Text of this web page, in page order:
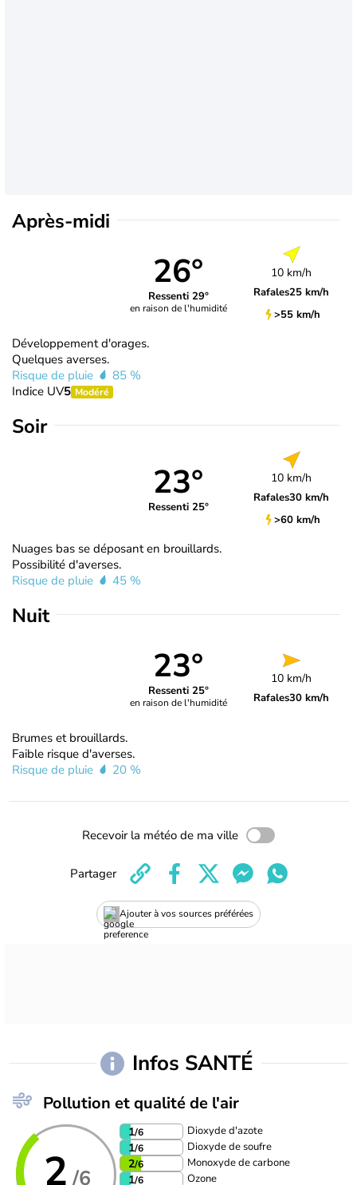
Après-midi
26°
Ressenti 29°
en raison de l'humidité
10 km/h
Rafales25 km/h
>55 km/h
Développement d'orages.
Quelques averses.
Risque de pluie
85 %
Indice UV5 Modéré
Soir
23°
Ressenti 25°
10 km/h
Rafales30 km/h
>60 km/h
Nuages bas se déposant en brouillards.
Possibilité d'averses.
Risque de pluie
45 %
Nuit
23°
Ressenti 25°
en raison de l'humidité
10 km/h
Rafales30 km/h
Brumes et brouillards.
Faible risque d'averses.
Risque de pluie
20 %
Recevoir la météo de ma ville
Ajouter à vos sources préférées
Partager
Infos SANTÉ
Pollution et qualité de l'air
2 /6
1/6 Dioxyde d'azote
1/6 Dioxyde de soufre
2/6 Monoxyde de carbone
1/6 Ozone